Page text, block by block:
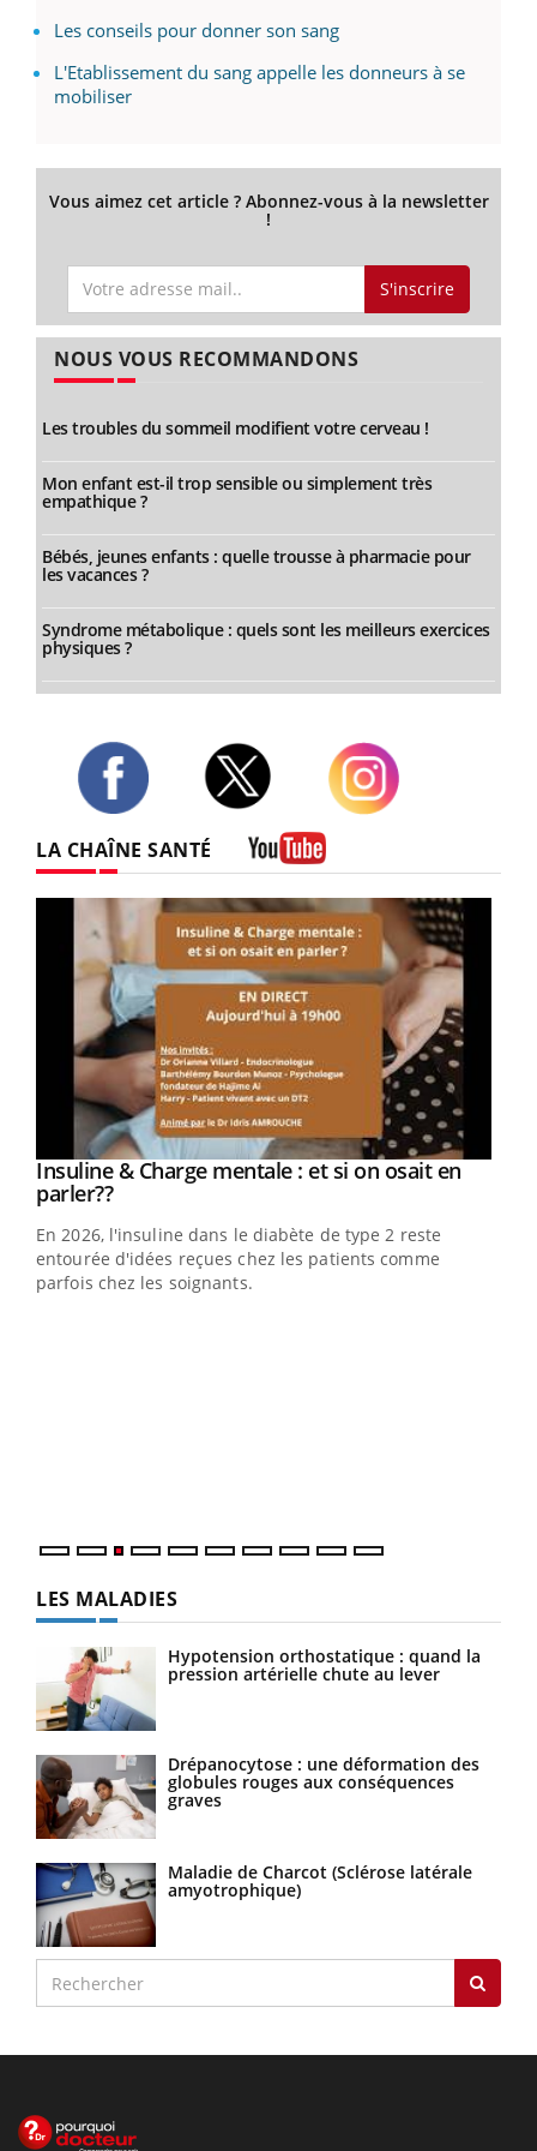
Les conseils pour donner son sang
L'Etablissement du sang appelle les donneurs à se
mobiliser
Vous aimez cet article ? Abonnez-vous à la newsletter
!
S'inscrire
NOUS VOUS RECOMMANDONS
Les troubles du sommeil modifient votre cerveau !
Mon enfant est-il trop sensible ou simplement très
empathique ?
Bébés, jeunes enfants : quelle trousse à pharmacie pour
les vacances ?
Syndrome métabolique : quels sont les meilleurs exercices
physiques ?
LA CHAÎNE SANTÉ
Youtube
Insuline & Charge mentale : et si on osait en
parler??Youtube
En 2026, l'insuline dans le diabète de type 2 reste
entourée d'idées reçues chez les patients comme
parfois chez les soignants.
LES MALADIES
Hypotension orthostatique : quand la
pression artérielle chute au lever
Drépanocytose : une déformation des
globules rouges aux conséquences
graves
Maladie de Charcot (Sclérose latérale
amyotrophique)